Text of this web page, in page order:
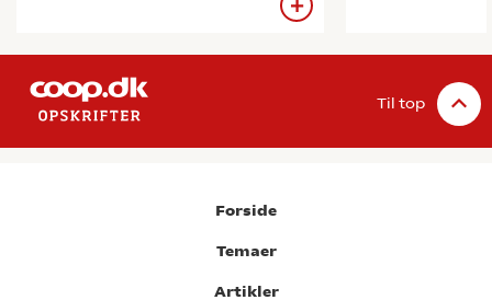
Til top
Forside
Temaer
Artikler